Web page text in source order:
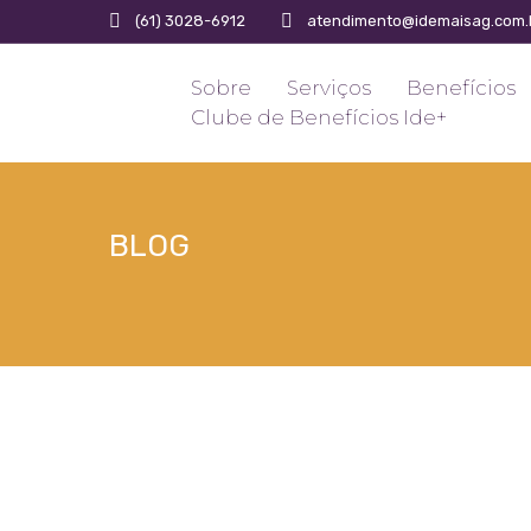
(61) 3028-6912
Sobre Serviços Benefícios
Clube de Benefícios Ide+
BLOG